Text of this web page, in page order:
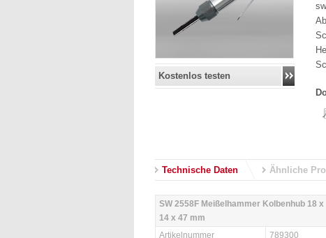
Kostenlos testen
Technische Daten Ähnliche
SW 2558F Meißelhammer Kolbenhub 18 x
14 x 47 mm
Artikelnummer
789300